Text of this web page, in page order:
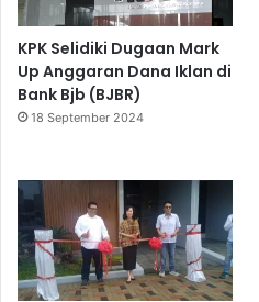
KPK Selidiki Dugaan Mark
Up Anggaran Dana Iklan di
Bank Bjb (BJBR)
18 September 2024